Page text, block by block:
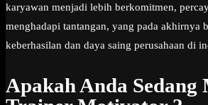
karyawan menjadi lebih berkomitmen,
menghadapi tantangan, yang pada akhirnya
keberhasilan dan daya saing perusahaan di
Apakah Anda Sedang